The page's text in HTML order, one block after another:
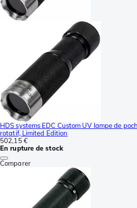
HDS systems EDC Custom UV lampe de
rotatif, Limited Edition
502,15 €
En rupture de stock
Comparer